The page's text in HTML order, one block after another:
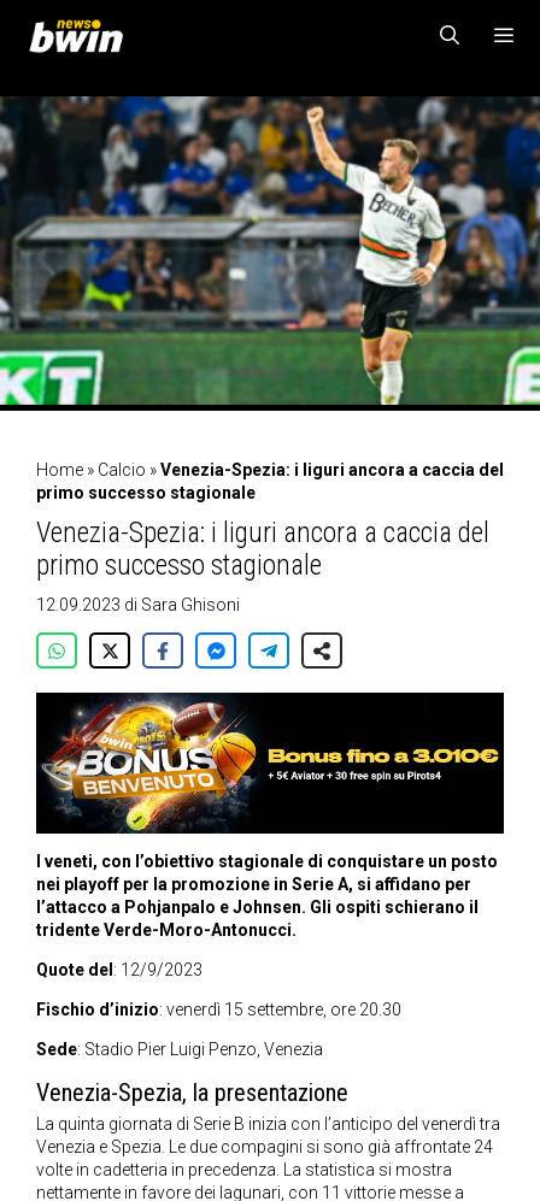
contenuto
MENU
Home » Calcio »Venezia-Spezia: i liguri ancora a caccia del
primo successo stagionale
Venezia-Spezia: i liguri ancora a caccia del
primo successo stagionale
12.09.2023 di Sara Ghisoni
I veneti, con l’obiettivo stagionale di conquistare un posto
nei playoff per la promozione in Serie A, si affidano per
l’attacco a Pohjanpalo e Johnsen. Gli ospiti schierano il
tridente Verde-Moro-Antonucci.
Quote del : 12/9/2023
Fischio d’inizio: venerdì 15 settembre, ore 20.30
Sede: Stadio Pier Luigi Penzo, Venezia
Venezia-Spezia, la presentazione
La quinta giornata di Serie B inizia con l’anticipo del venerdì tra
Venezia e Spezia. Le due compagini si sono già affrontate 24
volte in cadetteria in precedenza. La statistica si mostra
nettamente in favore dei lagunari, con 11 vittorie messe a